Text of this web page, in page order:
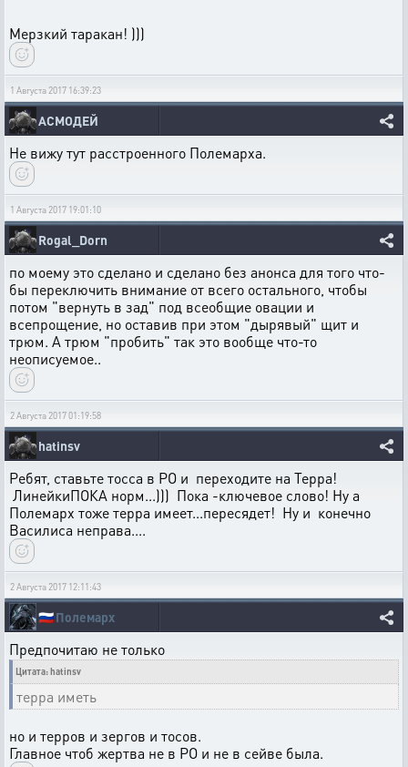
Мерзкий таракан! )))
1 Августа 2017 16:39:23
АСМОДЕЙ
Не вижу тут расстроенного Полемарха.
1 Августа 2017 19:01:10
Rogal_Dorn
по моему это сделано и сделано без анонса для того что-
бы переключить внимание от всего остального, чтобы
потом "вернуть в зад" под всеобщие овации и
всепрощение, но оставив при этом "дырявый" щит и
трюм. А трюм "пробить" так это вообще что-то
неописуемое..
2 Августа 2017 01:19:58
hatinsv
Ребят, ставьте тосса в РО и переходите на Терра!
ЛинейкиПОКА норм...))) Пока -ключевое слово! Ну а
Полемарх тоже терра имеет...пересядет! Ну и конечно
Василиса неправа....
2 Августа 2017 12:11:43
🇷🇺Полемарх
Предпочитаю не только
Цитата: hatinsv
терра иметь
но и терров и зергов и тосов.
Главное чтоб жертва не в РО и не в сейве была.